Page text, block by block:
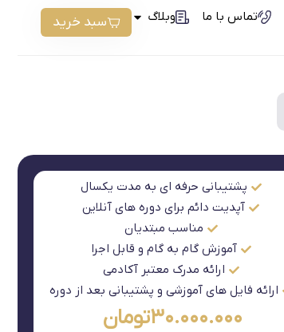
تماس با ما وبلاگ سبد خرید
پشتیبانی حرفه ای به مدت یکسال
آپدیت دائم برای دوره های آنلاین
مناسب مبتدیان
آموزش گام به گام و قابل اجرا
ارائه مدرک معتبر آکادمی
ارائه فایل های آموزشی و پشتیبانی بعد از دوره
۳۰.۰۰۰.۰۰۰تومان